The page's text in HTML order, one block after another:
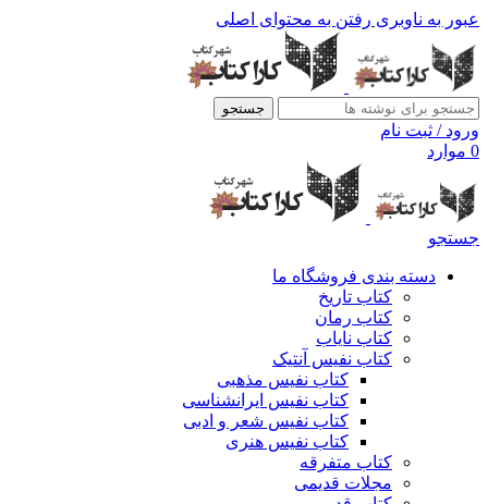
عبور به ناوبری رفتن به محتوای اصلی
جستجو
ورود / ثبت نام
0 موارد
جستجو
دسته بندی فروشگاه ما
کتاب تاریخ
کتاب رمان
کتاب نایاب
کتاب نفیس آنتیک
کتاب نفیس مذهبی
کتاب نفیس ایرانشناسی
کتاب نفیس شعر و ادبی
کتاب نفیس هنری
کتاب متفرقه
مجلات قدیمی